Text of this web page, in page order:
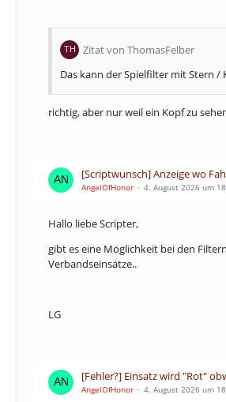
Zitat von ThomasFelber
Das kann der Spielfilter mit Stern /
richtig, aber nur weil ein Kopf zu
[Scriptwunsch] Anzeige wo
AngelOfHonor 4. August 2026 um
Hallo liebe Scripter,
gibt es eine Möglichkeit bei den
Verbandseinsätze..
LG
[Fehler?] Einsatz wird "Rot"
AngelOfHonor 4. August 2026 um